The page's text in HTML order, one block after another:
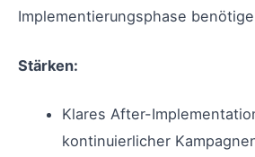
Implementierungsphase
Stärken:
Klares After-
kontinuierlicher